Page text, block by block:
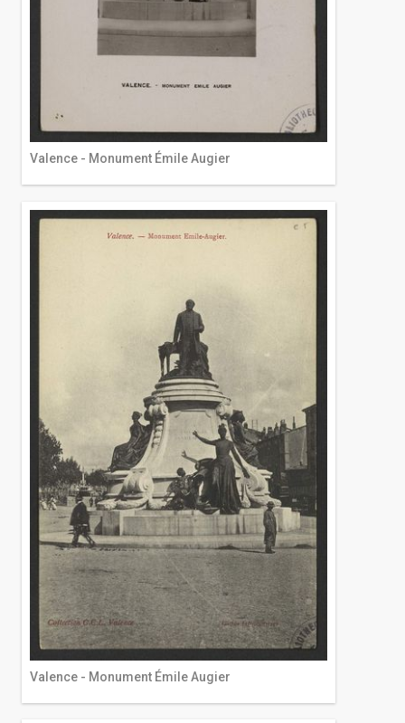
Valence - Monument Émile Augier
Valence - Monument Émile Augier